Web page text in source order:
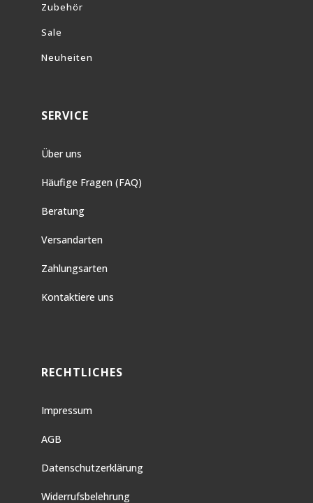
Zubehör
Sale
Neuheiten
SERVICE
Über uns
Häufige Fragen (FAQ)
Beratung
Versandarten
Zahlungsarten
Kontaktiere uns
RECHTLICHES
Impressum
AGB
Datenschutzerklärung
Widerrufsbelehrung